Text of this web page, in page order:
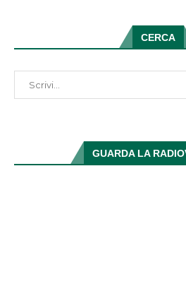
CERCA
GUARDA LA